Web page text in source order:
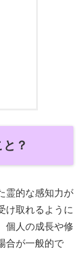
？
霊的な感知力が
け取れるように
個人の成長や修
合が一般的で